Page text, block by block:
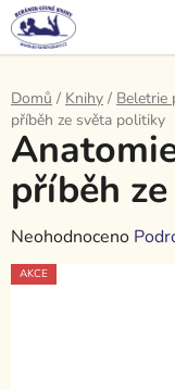
Přejít
na
obsah
Domů / Knihy / Beletrie
příběh ze světa politiky
příběh
Průměrné
hodnocení
Neohodnoceno
AKCE